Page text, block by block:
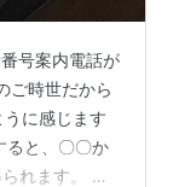
号案内電話が
ご時世だから
に感じます
ると、〇〇か
れます。 会